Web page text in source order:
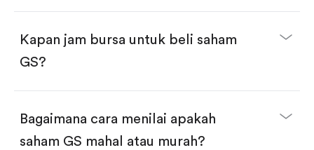
Kapan jam bursa untuk beli saham
GS?
Bagaimana cara menilai apakah
saham GS mahal atau murah?